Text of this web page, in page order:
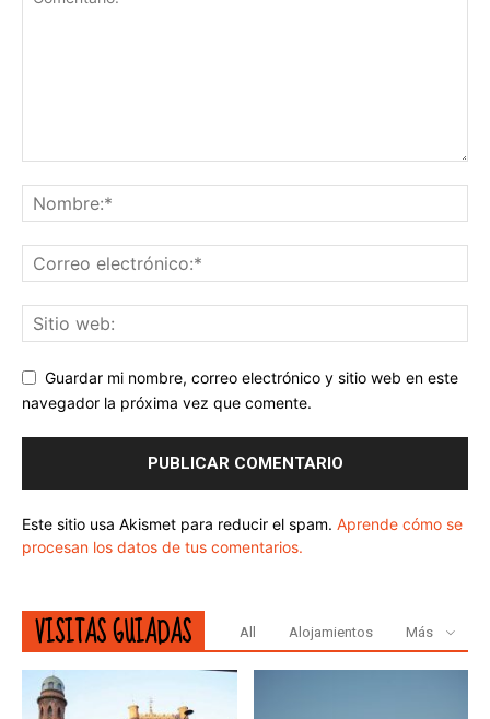
Guardar mi nombre, correo electrónico y sitio web en este
navegador la próxima vez que comente.
Este sitio usa Akismet para reducir el spam. Aprende cómo se
procesan los datos de tus comentarios.
VISITAS GUIADAS All Alojamientos Más